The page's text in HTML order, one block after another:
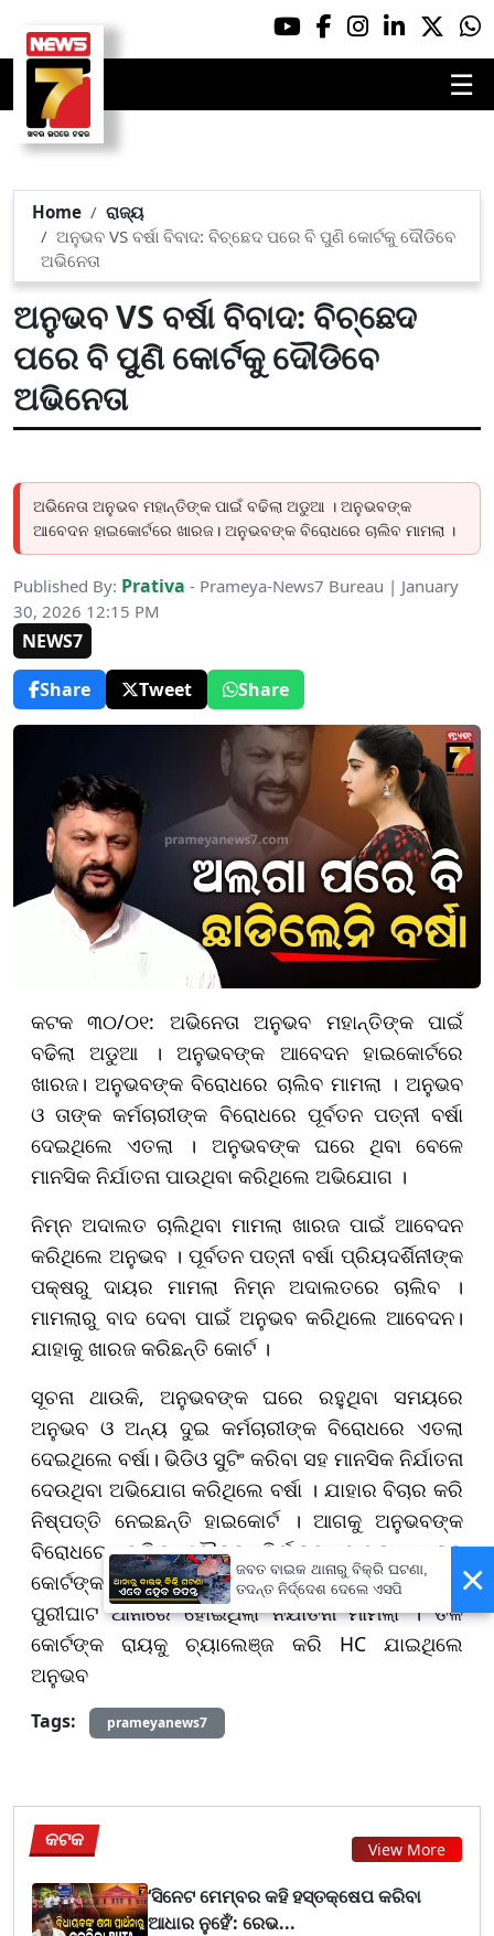
☰
Home
ରାଜ୍ୟ
ଅନୁଭବ VS ବର୍ଷା ବିବାଦ: ବିଚ୍ଛେଦ ପରେ ବି ପୁଣି କୋର୍ଟକୁ ଦୌଡିବେ
ଅଭିନେତା
ଅନୁଭବ VS ବର୍ଷା ବିବାଦ: ବିଚ୍ଛେଦ
ପରେ ବି ପୁଣି କୋର୍ଟକୁ ଦୌଡିବେ
ଅଭିନେତା
ଅଭିନେତା ଅନୁଭବ ମହାନ୍ତିଙ୍କ ପାଇଁ ବଢିଲା ଅଡୁଆ । ଅନୁଭବଙ୍କ
ଆବେଦନ ହାଇକୋର୍ଟରେ ଖାରଜ। ଅନୁଭବଙ୍କ ବିରୋଧରେ ଚାଲିବ ମାମଲା ।
Published By: Prativa - Prameya-News7 Bureau | January
30, 2026 12:15 PM
NEWS7
Share
Tweet Share
କଟକ ୩୦/୦୧: ଅଭିନେତା ଅନୁଭବ ମହାନ୍ତିଙ୍କ ପାଇଁ
ବଢିଲା ଅଡୁଆ । ଅନୁଭବଙ୍କ ଆବେଦନ ହାଇକୋର୍ଟରେ
ଖାରଜ। ଅନୁଭବଙ୍କ ବିରୋଧରେ ଚାଲିବ ମାମଲା । ଅନୁଭବ
ଓ ତାଙ୍କ କର୍ମଚାରୀଙ୍କ ବିରୋଧରେ ପୂର୍ବତନ ପତ୍ନୀ ବର୍ଷା
ଦେଇଥିଲେ ଏତଲା । ଅନୁଭବଙ୍କ ଘରେ ଥିବା ବେଳେ
ମାନସିକ ନିର୍ଯାତନା ପାଉଥିବା କରିଥିଲେ ଅଭିଯୋଗ ।
ନିମ୍ନ ଅଦାଲତ ଚାଲିଥିବା ମାମଲା ଖାରଜ ପାଇଁ ଆବେଦନ
କରିଥିଲେ ଅନୁଭବ । ପୂର୍ବତନ ପତ୍ନୀ ବର୍ଷା ପ୍ରିୟଦର୍ଶିନୀଙ୍କ
ପକ୍ଷରୁ ଦାୟର ମାମଲା ନିମ୍ନ ଅଦାଲତରେ ଚାଲିବ ।
ମାମଲାରୁ ବାଦ ଦେବା ପାଇଁ ଅନୁଭବ କରିଥିଲେ ଆବେଦନ।
ଯାହାକୁ ଖାରଜ କରିଛନ୍ତି କୋର୍ଟ ।
ସୂଚନା ଥାଉକି, ଅନୁଭବଙ୍କ ଘରେ ରହୁଥିବା ସମୟରେ
ଅନୁଭବ ଓ ଅନ୍ୟ ଦୁଇ କର୍ମଚାରୀଙ୍କ ବିରୋଧରେ ଏତଲା
ଦେଇଥିଲେ ବର୍ଷା। ଭିଡିଓ ସୁଟିଂ କରିବା ସହ ମାନସିକ ନିର୍ଯାତନା
ଦେଉଥିବା ଅଭିଯୋଗ କରିଥିଲେ ବର୍ଷା । ଯାହାର ବିଚାର କରି
ନିଷ୍ପତ୍ତି ନେଇଛନ୍ତି ହାଇକୋର୍ଟ । ଆଗକୁ ଅନୁଭବଙ୍କ
ବିରୋଧରେ ଚାଲିବ ଯୌତୁକ ନିର୍ଯାତନା ମାମଲା । ତଳ
କୋର୍ଟଙ୍କ ଚାର୍ଜଫ୍ରେମକୁ କାଏମ ରଖିଲେ ହାଇକୋର୍ଟ ।
ପୁରୀଘାଟ ଥାନାରେ ହୋଇଥିଲା ନିର୍ଯାତନା ମାମଲା । ତଳ
କୋର୍ଟଙ୍କ ରାୟକୁ ଚ୍ୟାଲେଞ୍ଜ କରି HC ଯାଇଥିଲେ
ଅନୁଭବ
Tags: prameyanews7
କଟକ View More
‘ସିନେଟ ମେମ୍ବର କହି ହସ୍ତକ୍ଷେପ କରିବା
ଆଧାର ନୁହେଁ’: ରେଭ...
×
ଜବତ ବାଇକ ଥାନାରୁ ବିକ୍ରି ଘଟଣା,
ତଦନ୍ତ ନିର୍ଦ୍ଦେଶ ଦେଲେ ଏସପି